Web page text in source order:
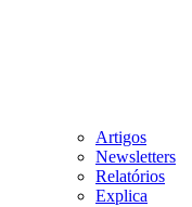
Artigos
Newsletters
Relatórios
Explica